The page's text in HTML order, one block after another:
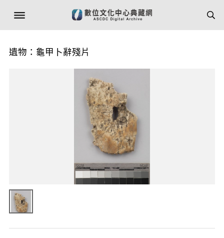
遺物：龜甲卜辭殘片